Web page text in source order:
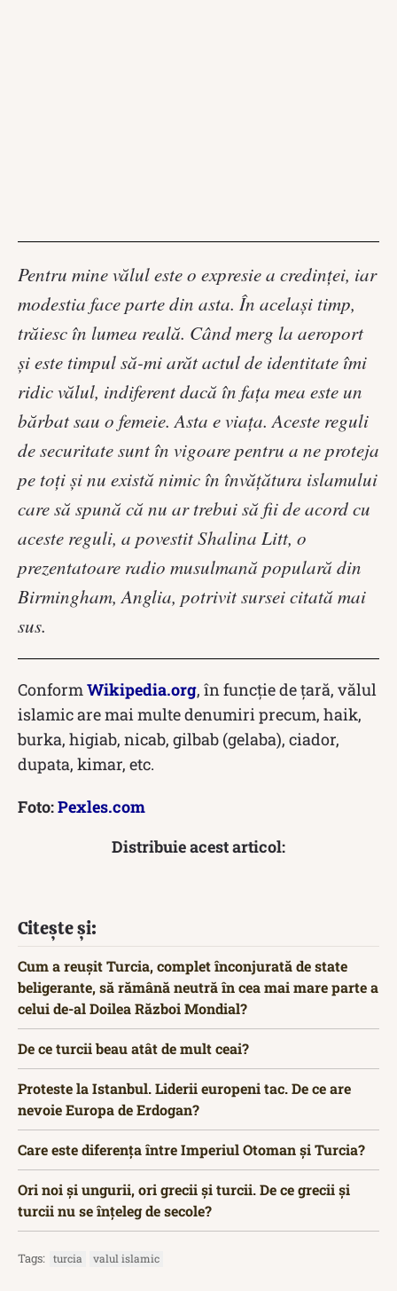
Pentru mine vălul este o expresie a credinței, iar
modestia face parte din asta. În același timp,
trăiesc în lumea reală. Când merg la aeroport
și este timpul să-mi arăt actul de identitate îmi
ridic vălul, indiferent dacă în fața mea este un
bărbat sau o femeie. Asta e viața. Aceste reguli
de securitate sunt în vigoare pentru a ne proteja
pe toți și nu există nimic în învățătura islamului
care să spună că nu ar trebui să fii de acord cu
aceste reguli, a povestit Shalina Litt, o
prezentatoare radio musulmană populară din
Birmingham, Anglia, potrivit sursei citată mai
sus.
ConformWikipedia.org, în funcție de țară, vălul
islamic are mai multe denumiri precum, haik,
burka, higiab, nicab, gilbab (gelaba), ciador,
dupata, kimar, etc.
Foto:Pexles.com
Distribuie acest articol:
Citește și:
Cum a reușit Turcia, complet înconjurată de state
beligerante, să rămână neutră în cea mai mare parte a
celui de-al Doilea Război Mondial?
De ce turcii beau atât de mult ceai?
Proteste la Istanbul. Liderii europeni tac. De ce are
nevoie Europa de Erdogan?
Care este diferența între Imperiul Otoman și Turcia?
Ori noi și ungurii, ori grecii și turcii. De ce grecii și
turcii nu se înțeleg de secole?
Tags: turcia valul islamic